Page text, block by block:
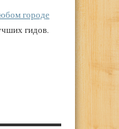
городе
гидов.